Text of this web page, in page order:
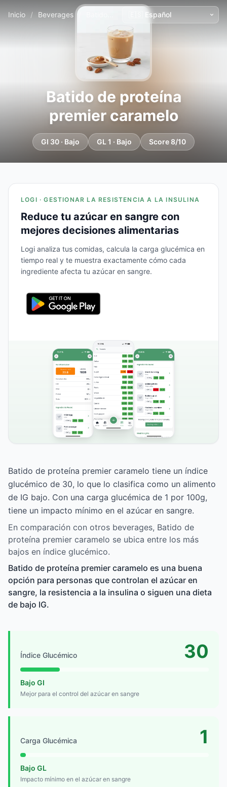
Inicio / Beverages
Batido de proteína
premier caramelo
GI 30 · Bajo GL 1 · Bajo Score 8/10
LOGI · GESTIONAR LA RESISTENCIA A LA INSULINA
Reduce tu azúcar en sangre con
mejores decisiones alimentarias
Logi analiza tus comidas, calcula la carga glucémica en
tiempo real y te muestra exactamente cómo cada
ingrediente afecta tu azúcar en sangre.
Batido de proteína premier caramelo tiene un índice
glucémico de 30, lo que lo clasifica como un alimento
de IG bajo. Con una carga glucémica de 1 por 100g,
tiene un impacto mínimo en el azúcar en sangre.
En comparación con otros beverages, Batido de
proteína premier caramelo se ubica entre los más
bajos en índice glucémico.
Batido de proteína premier caramelo es una buena
opción para personas que controlan el azúcar en
sangre, la resistencia a la insulina o siguen una dieta
de bajo IG.
Índice Glucémico 30
Bajo GI
Mejor para el control del azúcar en sangre
Carga Glucémica 1
Bajo GL
Impacto mínimo en el azúcar en sangre